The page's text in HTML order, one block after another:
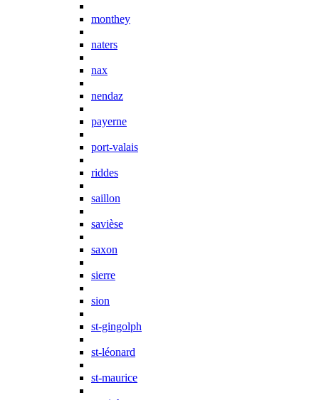
monthey
naters
nax
nendaz
payerne
port-valais
riddes
saillon
savièse
saxon
sierre
sion
st-gingolph
st-léonard
st-maurice